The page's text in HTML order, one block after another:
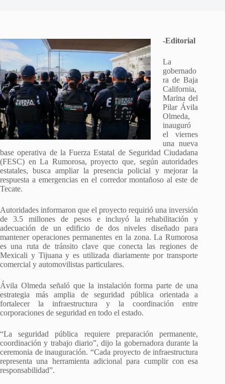
-Editorial
La
gobernado
ra de Baja
California,
Marina del
Pilar Ávila
Olmeda,
inauguró
el viernes
una nueva
base operativa de la Fuerza Estatal de Seguridad Ciudadana
(FESC) en La Rumorosa, proyecto que, según autoridades
estatales, busca ampliar la presencia policial y mejorar la
respuesta a emergencias en el corredor montañoso al este de
Tecate.
Autoridades informaron que el proyecto requirió una inversión
de 3.5 millones de pesos e incluyó la rehabilitación y
adecuación de un edificio de dos niveles diseñado para
mantener operaciones permanentes en la zona. La Rumorosa
es una ruta de tránsito clave que conecta las regiones de
Mexicali y Tijuana y es utilizada diariamente por transporte
comercial y automovilistas particulares.
Ávila Olmeda señaló que la instalación forma parte de una
estrategia más amplia de seguridad pública orientada a
fortalecer la infraestructura y la coordinación entre
corporaciones de seguridad en todo el estado.
“La seguridad pública requiere preparación permanente,
coordinación y trabajo diario”, dijo la gobernadora durante la
ceremonia de inauguración. “Cada proyecto de infraestructura
representa una herramienta adicional para cumplir con esa
responsabilidad”.